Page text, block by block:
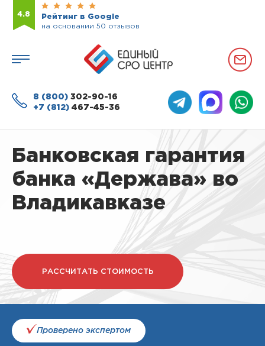
4.8
Рейтинг в Google
на основании 50 отзывов
8 (800) 302-90-16
+7 (812) 467-45-36
Банковская гарантия
банка «Держава» во
Владикавказе
РАССЧИТАТЬ СТОИМОСТЬ
Проверено экспертом